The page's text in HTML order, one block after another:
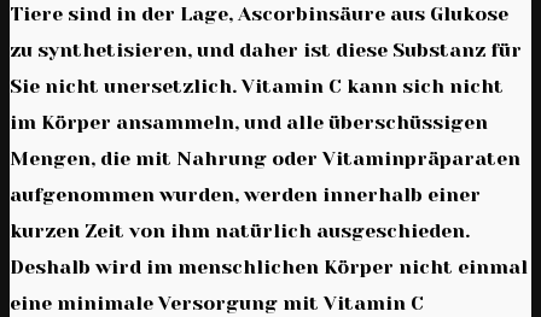
Tiere sind in der Lage, Ascorbinsäure aus Glukose
zu synthetisieren, und daher ist diese Substanz für
Sie nicht unersetzlich. Vitamin C kann sich nicht
im Körper ansammeln, und alle überschüssigen
Mengen, die mit Nahrung oder Vitaminpräparaten
aufgenommen wurden, werden innerhalb einer
kurzen Zeit von ihm natürlich ausgeschieden.
Deshalb wird im menschlichen Körper nicht einmal
eine minimale Versorgung mit Vitamin C